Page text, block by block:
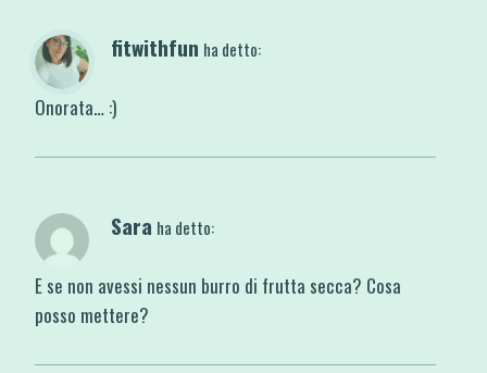
fitwithfun ha detto:
Onorata… :)
Sara ha detto:
E se non avessi nessun burro di frutta secca? Cosa
posso mettere?